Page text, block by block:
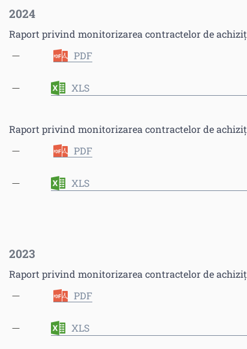
2024
Raport privind monitorizarea contractelor de
PDF
XLS
Raport privind monitorizarea contractelor de
PDF
XLS
2023
Raport privind monitorizarea contractelor de
PDF
XLS